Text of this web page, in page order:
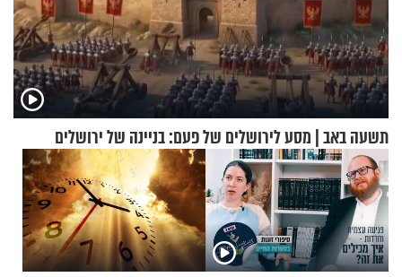
תשעה באב | מסע לירושלים של פעם: בניינה של ירושלים